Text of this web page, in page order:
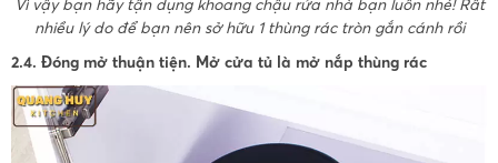
Vì vậy bạn hãy tận dụng khoang chậu rửa nhà bạn luôn nhé! Rất
nhiều lý do để bạn nên sở hữu 1 thùng rác tròn gắn cánh rồi
2.4. Đóng mở thuận tiện. Mở cửa tủ là mở nắp thùng rác